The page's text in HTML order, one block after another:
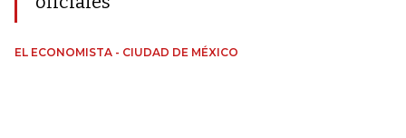
EL ECONOMISTA - CIUDAD DE MÉXICO